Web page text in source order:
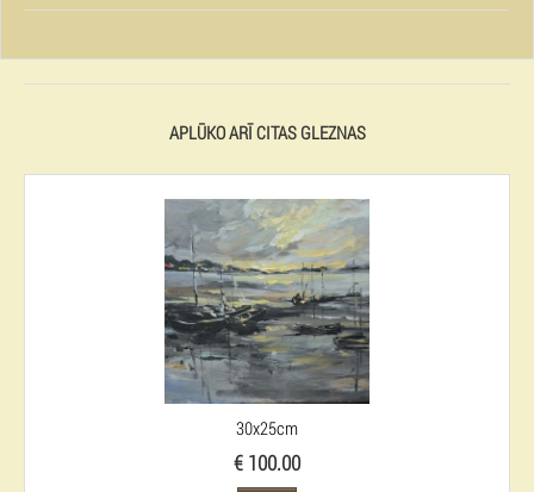
APLŪKO ARĪ CITAS GLEZNAS
30x25cm
€ 100.00